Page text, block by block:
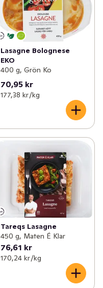
Lasagne Bolognese
EKO
400 g, Grön Ko
70,95 kr
177,38 kr /kg
Tareqs Lasagne
450 g, Maten É Klar
76,61 kr
170,24 kr /kg